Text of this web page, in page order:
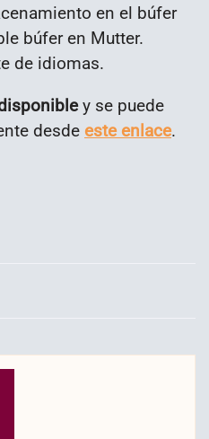
en el búfer
búfer en Mutter.
de idiomas.
y se puede
desde este enlace.